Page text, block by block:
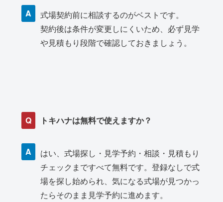
A
式場契約前に相談するのがベストです。
契約後は条件が変更しにくいため、必ず見学
や見積もり段階で確認しておきましょう。
Q トキハナは無料で使えますか？
A
はい、式場探し・見学予約・相談・見積もり
チェックまですべて無料です。登録なしで式
場を探し始められ、気になる式場が見つかっ
たらそのまま見学予約に進めます。